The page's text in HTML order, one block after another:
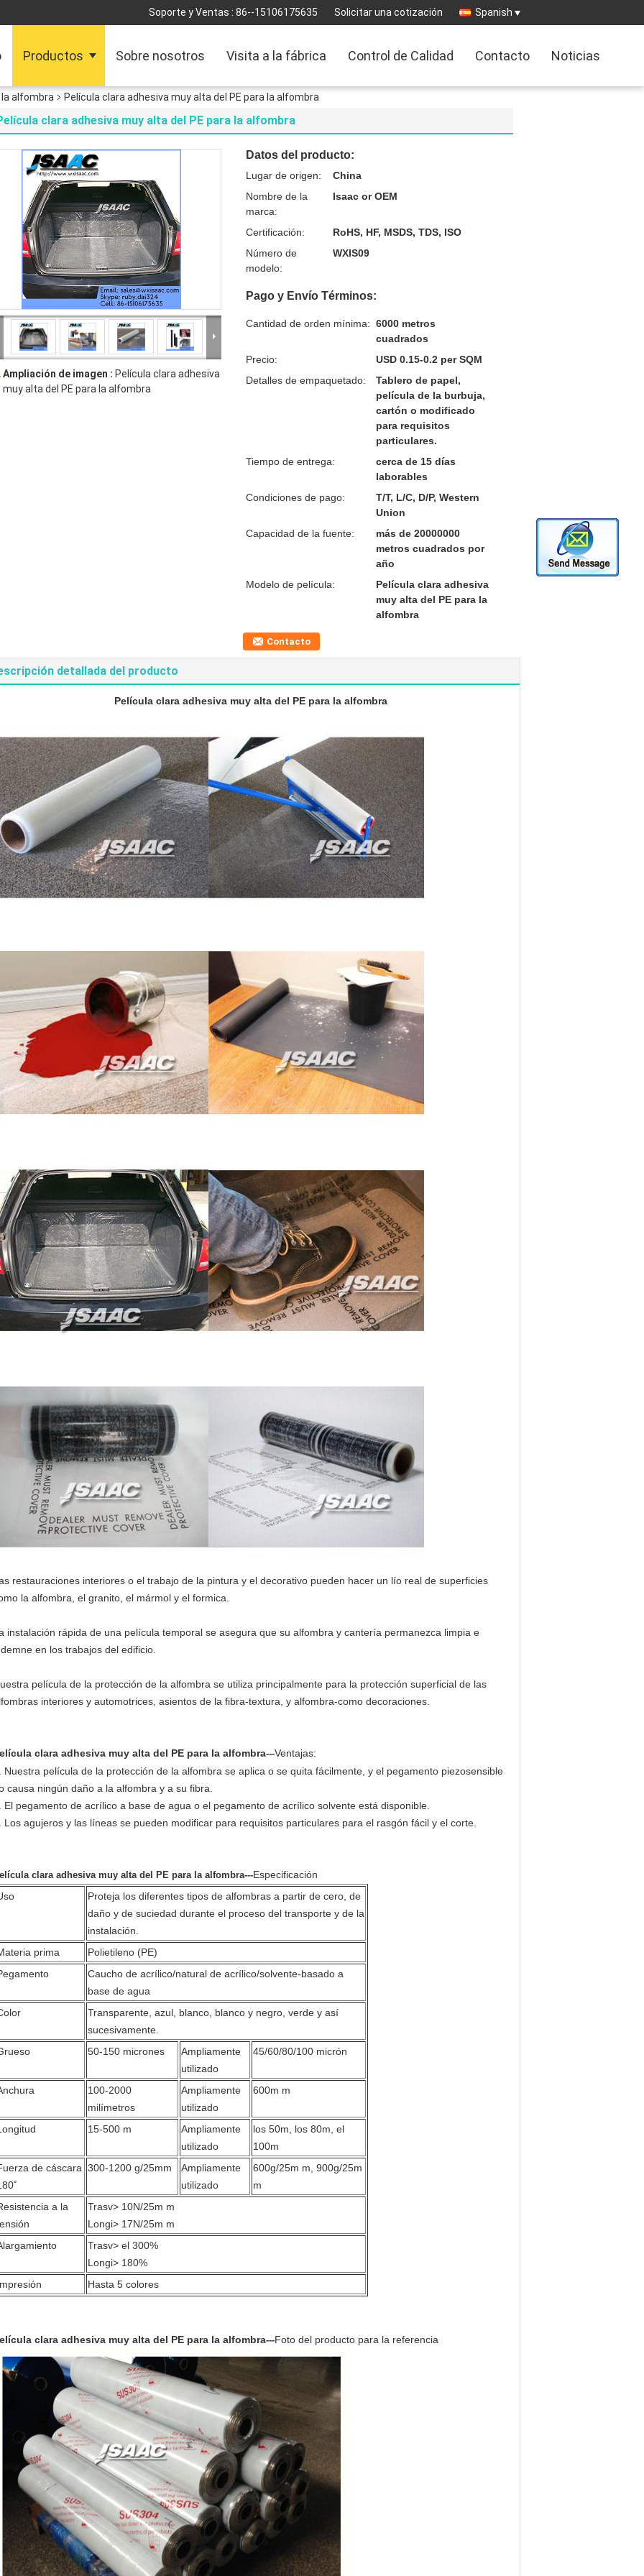
Soporte y Ventas : 86--15106175635 Solicitar una cotización Spanish
Productos Sobre nosotros Visita a la fábrica Control de Calidad Contacto Noticias
alfombra Película clara adhesiva muy alta del PE para la alfombra
clara adhesiva muy alta del PE para la alfombra
Ampliación de imagen : Película clara adhesiva
muy alta del PE para la alfombra
Datos del producto:
Lugar de origen:
China
Nombre de la
marca:
Isaac or OEM
Certificación:
RoHS, HF, MSDS, TDS, ISO
Número de
modelo:
WXIS09
Pago y Envío Términos:
Cantidad de orden mínima: 6000 metros
cuadrados
Precio:
USD 0.15-0.2 per SQM
Detalles de empaquetado:
Tablero de papel,
película de la burbuja,
cartón o modificado
para requisitos
particulares.
Tiempo de entrega:
cerca de 15 días
laborables
Condiciones de pago:
T/T, L/C, D/P, Western
Union
Capacidad de la fuente:
más de 20000000
metros cuadrados por
año
Modelo de película:
Película clara adhesiva
muy alta del PE para la
alfombra
Contacto
detallada del producto
Película clara adhesiva muy alta del PE para la alfombra
restauraciones interiores o el trabajo de la pintura y el decorativo pueden hacer un lío real de superficies
la alfombra, el granito, el mármol y el formica.
instalación rápida de una película temporal se asegura que su alfombra y cantería permanezca limpia e
en los trabajos del edificio.
película de la protección de la alfombra se utiliza principalmente para la protección superficial de las
interiores y automotrices, asientos de la fibra-textura, y alfombra-como decoraciones.
clara adhesiva muy alta del PE para la alfombra---Ventajas:
Nuestra película de la protección de la alfombra se aplica o se quita fácilmente, y el pegamento piezosensible
causa ningún daño a la alfombra y a su fibra.
El pegamento de acrílico a base de agua o el pegamento de acrílico solvente está disponible.
Los agujeros y las líneas se pueden modificar para requisitos particulares para el rasgón fácil y el corte.
clara adhesiva muy alta del PE para la alfombra---Especificación
Proteja los diferentes tipos de alfombras a partir de cero, de
daño y de suciedad durante el proceso del transporte y de la
instalación.
prima
Polietileno (PE)
Caucho de acrílico/natural de acrílico/solvente-basado a
base de agua
Transparente, azul, blanco, blanco y negro, verde y así
sucesivamente.
50-150 micrones
Ampliamente
utilizado
45/60/80/100 micrón
100-2000
milímetros
Ampliamente
utilizado
600m m
15-500 m
Ampliamente
utilizado
los 50m, los 80m, el
100m
de cáscara 300-1200 g/25mm
Ampliamente
utilizado
600g/25m m, 900g/25m
m
a la
Trasv> 10N/25m m
Longi> 17N/25m m
Trasv> el 300%
Longi> 180%
Hasta 5 colores
clara adhesiva muy alta del PE para la alfombra---Foto del producto para la referencia